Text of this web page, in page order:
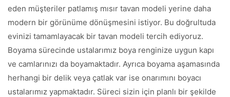
eden müşteriler patlamış mısır tavan modeli yerine daha
modern bir görünüme dönüşmesini istiyor. Bu doğrultuda
evinizi tamamlayacak bir tavan modeli tercih ediyoruz.
Boyama sürecinde ustalarımız boya renginize uygun kapı
ve camlarınızı da boyamaktadır. Ayrıca boyama aşamasında
herhangi bir delik veya çatlak var ise onarımını boyacı
ustalarımız yapmaktadır. Süreci sizin için planlı bir şekilde